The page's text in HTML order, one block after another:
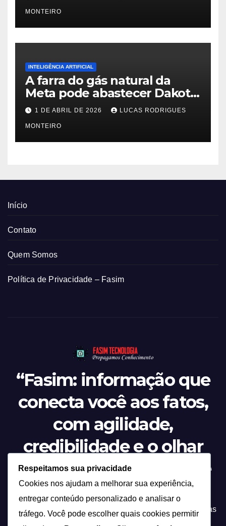
MONTEIRO
INTELIGÊNCIA ARTIFICIAL
A farra do gás natural da
Meta pode abastecer Dakota
do Sul
1 DE ABRIL DE 2026 LUCAS RODRIGUES
MONTEIRO
Início
Contato
Quem Somos
Política de Privacidade – Fasim
“Fasim: informação que
conecta você aos fatos,
com agilidade,
credibilidade e o olhar
atento sobre tudo o que
acontece.”
Tecnologia não é apenas inovação, é a ponte entre ideias
Respeitamos sua privacidade
Cookies nos ajudam a melhorar sua experiência,
entregar conteúdo personalizado e analisar o
tráfego. Você pode escolher quais cookies permitir